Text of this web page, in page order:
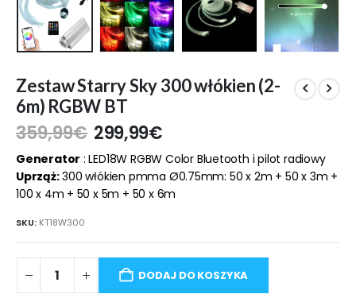
Zestaw Starry Sky 300 włókien (2-
6m) RGBW BT
359,99€ 299,99€
Generator : LED18W RGBW Color Bluetooth i pilot radiowy
Uprząż:300 włókien pmma Ø0.75mm: 50 x 2m + 50 x 3m +
100 x 4m + 50 x 5m + 50 x 6m
SKU: KT18W300
DODAJ DO KOSZYKA